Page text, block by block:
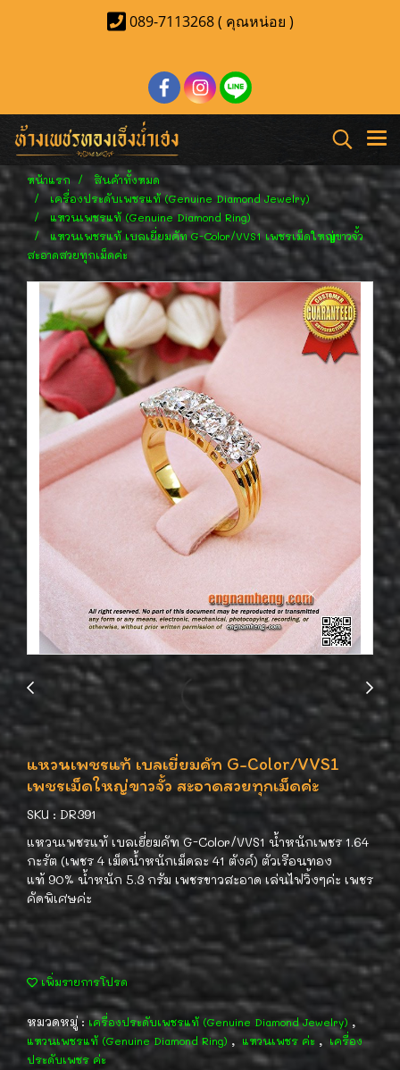
089-7113268 ( คุณหน่อย )
หน้าแรก
สินค้าทั้งหมด
เครื่องประดับเพชรแท้ (Genuine Diamond Jewelry)
แหวนเพชรแท้ (Genuine Diamond Ring)
แหวนเพชรแท้ เบลเยี่ยมคัท G-Color/VVS1 เพชรเม็ดใหญ่ขาวจั้ว
สะอาดสวยทุกเม็ดค่ะ
แหวนเพชรแท้ เบลเยี่ยมคัท G-Color/VVS1
เพชรเม็ดใหญ่ขาวจั้ว สะอาดสวยทุกเม็ดค่ะ
SKU : DR391
แหวนเพชรแท้ เบลเยี่ยมคัท G-Color/VVS1 น้ำหนักเพชร 1.64
กะรัต (เพชร 4 เม็ดน้ำหนักเม็ดละ 41 ตังค์) ตัวเรือนทอง
แท้ 90% น้ำหนัก 5.3 กรัม เพชรขาวสะอาด เล่นไฟวิ้งๆค่ะ เพชร
คัดพิเศษค่ะ
เพิ่มรายการโปรด
หมวดหมู่ : เครื่องประดับเพชรแท้ (Genuine Diamond Jewelry) ,
แหวนเพชรแท้ (Genuine Diamond Ring) , แหวนเพชร ค่ะ , เครื่อง
ประดับเพชร ค่ะ